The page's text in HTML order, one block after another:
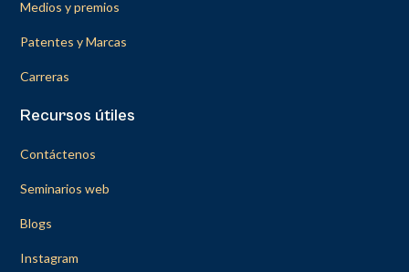
Medios y premios
Patentes y Marcas
Carreras
Recursos útiles
Contáctenos
Seminarios web
Blogs
Instagram